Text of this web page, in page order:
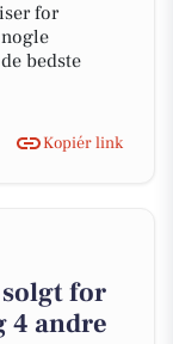
for
bedste
Kopiér link
for
4 andre